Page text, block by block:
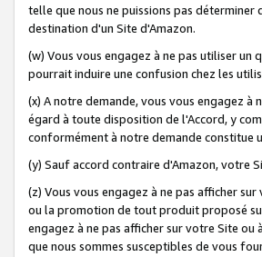
telle que nous ne puissions pas
destination d'un Site d'Amazon.
(w) Vous vous engagez à ne pas utiliser
pourrait induire une confusion chez les
(x) A notre demande, vous vous engagez
égard à toute disposition de l'Accord, y
conformément à notre demande constitue
(y) Sauf accord contraire d'Amazon, votre
(z) Vous vous engagez à ne pas afficher
ou la promotion de tout produit proposé
engagez à ne pas afficher sur votre Site
que nous sommes susceptibles de vous